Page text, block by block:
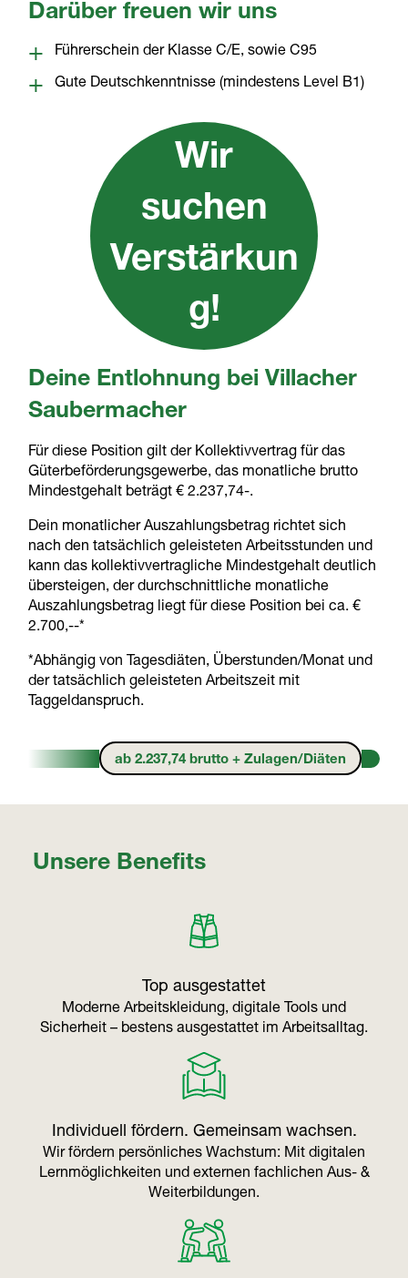
Darüber freuen wir uns
Führerschein der Klasse C/E, sowie C95
Gute Deutschkenntnisse (mindestens Level B1)
Wir
suchen
Verstärkun
g!
Deine Entlohnung bei Villacher
Saubermacher
Für diese Position gilt der Kollektivvertrag für das
Güterbeförderungsgewerbe, das monatliche brutto
Mindestgehalt beträgt € 2.237,74-.
Dein monatlicher Auszahlungsbetrag richtet sich
nach den tatsächlich geleisteten Arbeitsstunden und
kann das kollektivvertragliche Mindestgehalt deutlich
übersteigen, der durchschnittliche monatliche
Auszahlungsbetrag liegt für diese Position bei ca. €
2.700,--*
*Abhängig von Tagesdiäten, Überstunden/Monat und
der tatsächlich geleisteten Arbeitszeit mit
Taggeldanspruch.
ab 2.237,74 brutto + Zulagen/Diäten
Unsere Benefits
Top ausgestattet
Moderne Arbeitskleidung, digitale Tools und
Sicherheit – bestens ausgestattet im Arbeitsalltag.
Individuell fördern. Gemeinsam wachsen.
Wir fördern persönliches Wachstum: Mit digitalen
Lernmöglichkeiten und externen fachlichen Aus- &
Weiterbildungen.